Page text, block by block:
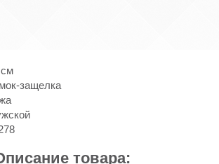
защелка
товара: